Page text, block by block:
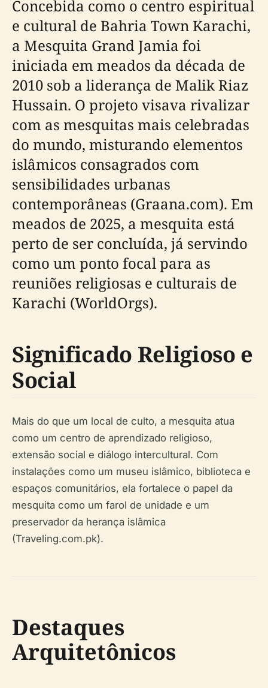
Concebida como o centro espiritual
e cultural de Bahria Town Karachi,
a Mesquita Grand Jamia foi
iniciada em meados da década de
2010 sob a liderança de Malik Riaz
Hussain. O projeto visava rivalizar
com as mesquitas mais celebradas
do mundo, misturando elementos
islâmicos consagrados com
sensibilidades urbanas
contemporâneas (Graana.com). Em
meados de 2025, a mesquita está
perto de ser concluída, já servindo
como um ponto focal para as
reuniões religiosas e culturais de
Karachi (WorldOrgs).
Significado Religioso e
Social
Mais do que um local de culto, a mesquita atua
como um centro de aprendizado religioso,
extensão social e diálogo intercultural. Com
instalações como um museu islâmico, biblioteca e
espaços comunitários, ela fortalece o papel da
mesquita como um farol de unidade e um
preservador da herança islâmica
(Traveling.com.pk).
Destaques
Arquitetônicos